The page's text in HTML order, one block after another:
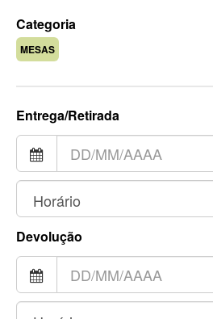
Categoria
MESAS
Entrega/Retirada
Devolução